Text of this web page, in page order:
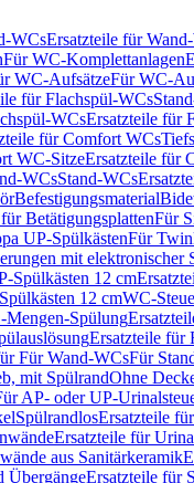
WCsErsatzteile für
Für WC-Komplettanlagen
WC-AufsätzeFür WC-
für Flachspül-WCs
WCsErsatzteile für
für Comfort WCs
WC-SitzeErsatzteile für
WCsStand-WCs
Befestigungsmaterial
BetätigungsplattenFür
UP-SpülkästenFür
mit elektronischer
Spülkästen 12 cm
12 cmWC-
Mengen-Spülung
Ersatzteile für
Für Wand-WCsFür
mit SpülrandOhne
AP- oder UP-
SpülrandlosErsatzteile
Ersatzteile für
aus Sanitärkeramik
ÜbergängeErsatzteile für